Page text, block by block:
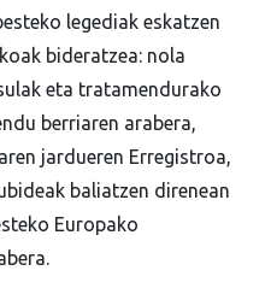
legediak eskatzen
bideratzea: nola
eta tratamendurako
berriaren arabera,
jardueren Erregistroa,
baliatzen direnean
Europako